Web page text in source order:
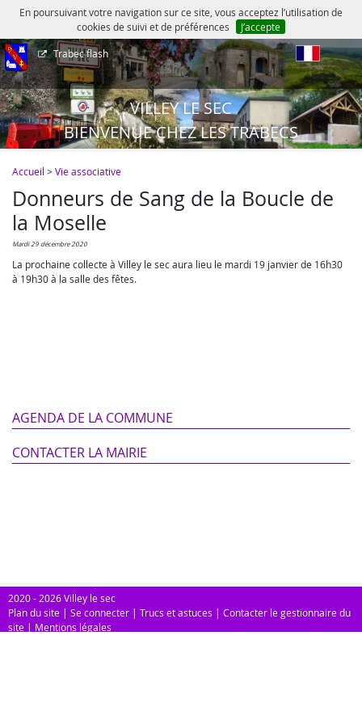
En poursuivant votre navigation sur ce site, vous acceptez l’utilisation de
cookies de suivi et de préférences
J’accepte
Trabec flash
VILLEY LE SEC
BIENVENUE CHEZ LES TRABECS
Accueil >Vie associative
Donneurs de Sang de la Boucle de
la Moselle
mardi 29 décembre 2020
La prochaine collecte à Villey le sec aura lieu le mardi 19 janvier de 16h30
à 19h30 à la salle des fêtes.
AGENDA DE LA COMMUNE
CONTACTER LA MAIRIE
2020 - 2026 Villey le sec
Plan du site | Se connecter | Trucs et astuces | Contacter le gestionnaire du
site | Mentions légales